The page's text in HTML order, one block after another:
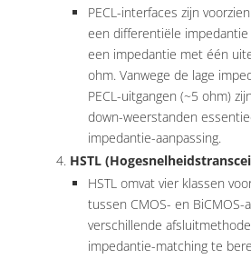
PECL-interfaces zijn
een differentiële
een impedantie met één
ohm. Vanwege de lage
PECL-uitgangen (~5 ohm)
down-weerstanden
impedantie-aanpassing.
HSTL
HSTL omvat vier klassen
tussen CMOS- en BiCMOS-
verschillende
impedantie-matching te